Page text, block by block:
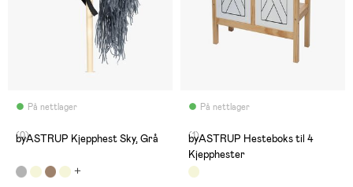
På nettlager
(0)
byASTRUP Kjepphest Sky, Grå
På nettlager
(1)
byASTRUP Hesteboks til 4
Kjepphester